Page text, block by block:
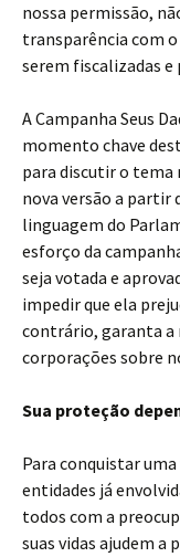
nossa permissão,
transparência com o
serem fiscalizadas e
A Campanha Seus
momento chave
para discutir o tema
nova versão a partir
linguagem do
esforço da
seja votada e
impedir que ela
contrário, garanta a
corporações sobre
Sua proteção
Para conquistar
entidades já
todos com a
suas vidas ajudem a